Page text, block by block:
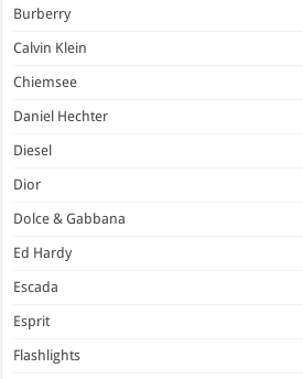
Burberry
Calvin Klein
Chiemsee
Daniel Hechter
Diesel
Dior
Dolce & Gabbana
Ed Hardy
Escada
Esprit
Flashlights